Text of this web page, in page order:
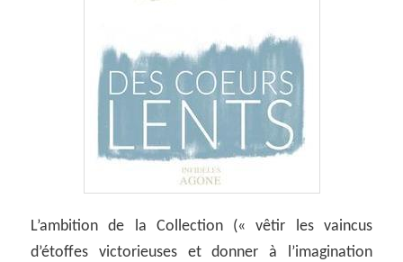
L’ambition de la Collection (« vêtir les vaincus
d’étoffes victorieuses et donner à l’imagination